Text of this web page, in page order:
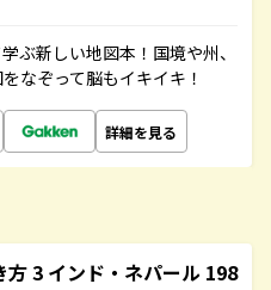
ぶ新しい地図本！国境や州、
なぞって脳もイキイキ！
詳細を見る
方 3 インド・ネパール 198